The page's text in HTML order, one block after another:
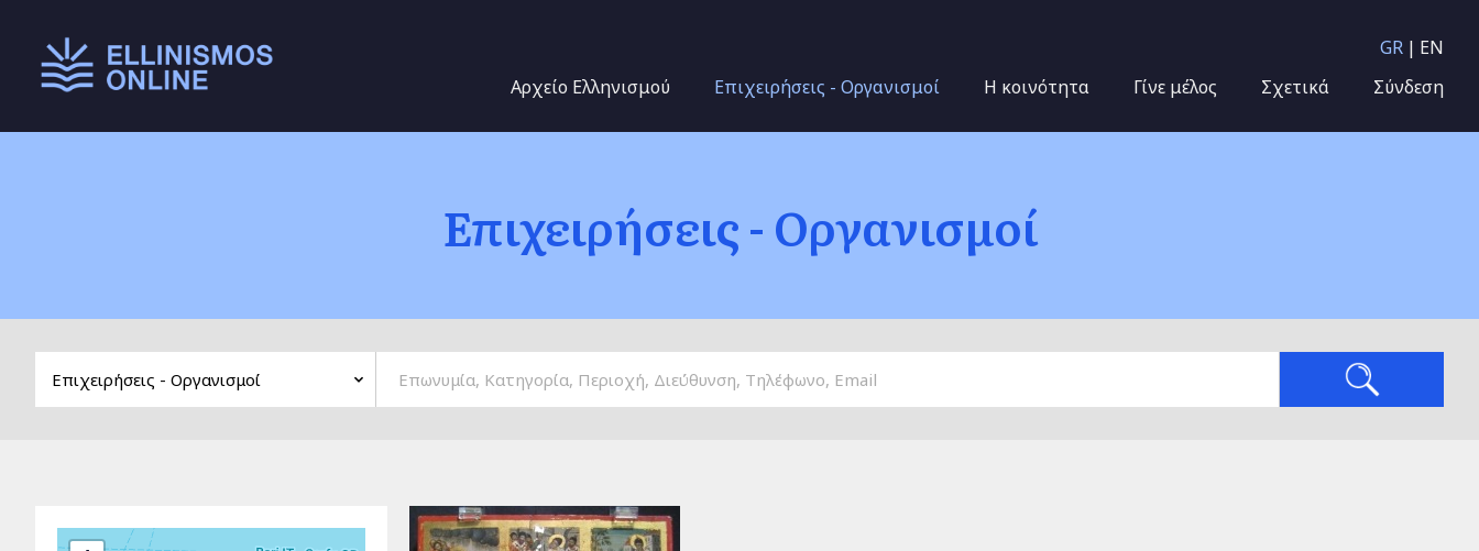
GR EN
Main menu Αρχείο Ελληνισμού Επιχειρήσεις - Οργανισμοί Η κοινότητα Γίνε μέλος Σχετικά Σύνδεση
Επιχειρήσεις - Οργανισμοί